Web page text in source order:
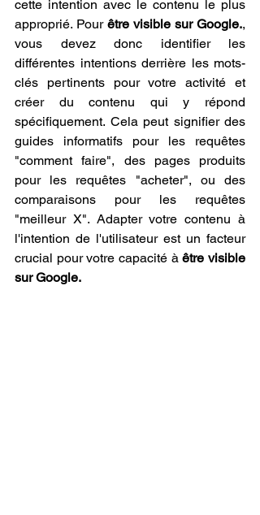
cette intention avec le contenu le plus
approprié. Pour être visible sur Google.,
vous devez donc identifier les
différentes intentions derrière les mots-
clés pertinents pour votre activité et
créer du contenu qui y répond
spécifiquement. Cela peut signifier des
guides informatifs pour les requêtes
"comment faire", des pages produits
pour les requêtes "acheter", ou des
comparaisons pour les requêtes
"meilleur X". Adapter votre contenu à
l'intention de l'utilisateur est un facteur
crucial pour votre capacité à être visible
sur Google.